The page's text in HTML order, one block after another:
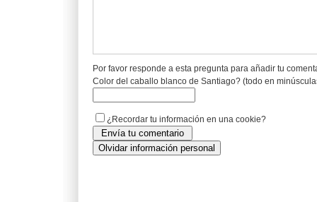
Por favor responde a esta pregunta para añadir tu
Color del caballo blanco de Santiago? (todo en
¿Recordar tu información en una cookie?